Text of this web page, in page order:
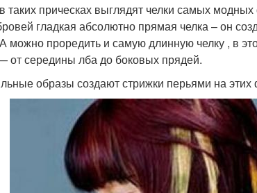
таких прическах выглядят челки самых
гладкая абсолютно прямая челка – он
проредить и самую длинную челку , в
от середины лба до боковых прядей.
образы создают стрижки перьями на этих